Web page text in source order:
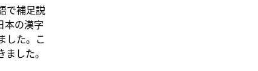
で補足説
本の漢字
した。こ
した。